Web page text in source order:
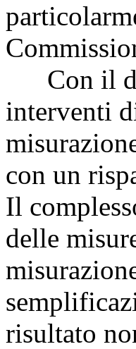
Con il
interventi
con un
Il
delle
risultato